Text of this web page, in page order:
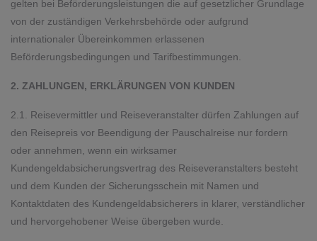
gelten bei Beförderungsleistungen die auf gesetzlicher Grundlage
von der zuständigen Verkehrsbehörde oder aufgrund
internationaler Übereinkommen erlassenen
Beförderungsbedingungen und Tarifbestimmungen.
2. ZAHLUNGEN, ERKLÄRUNGEN VON KUNDEN
2.1. Reisevermittler und Reiseveranstalter dürfen Zahlungen auf
den Reisepreis vor Beendigung der Pauschalreise nur fordern
oder annehmen, wenn ein wirksamer
Kundengeldabsicherungsvertrag des Reiseveranstalters besteht
und dem Kunden der Sicherungsschein mit Namen und
Kontaktdaten des Kundengeldabsicherers in klarer, verständlicher
und hervorgehobener Weise übergeben wurde.